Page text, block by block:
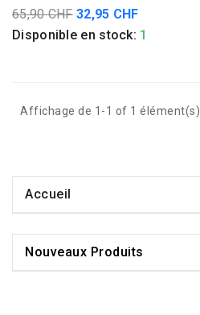
gradués
65,90 CHF 32,95 CHF
Disponible en stock: 1
Affichage de 1-1 of 1 élément(s)
Accueil
Nouveaux Produits